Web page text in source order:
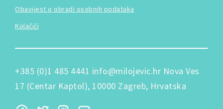
Obavijest o obradi osobnih podataka
Kolačići
+385 (0)1 485 4441 info@milojevic.hr Nova Ves
17 (Centar Kaptol), 10000 Zagreb, Hrvatska